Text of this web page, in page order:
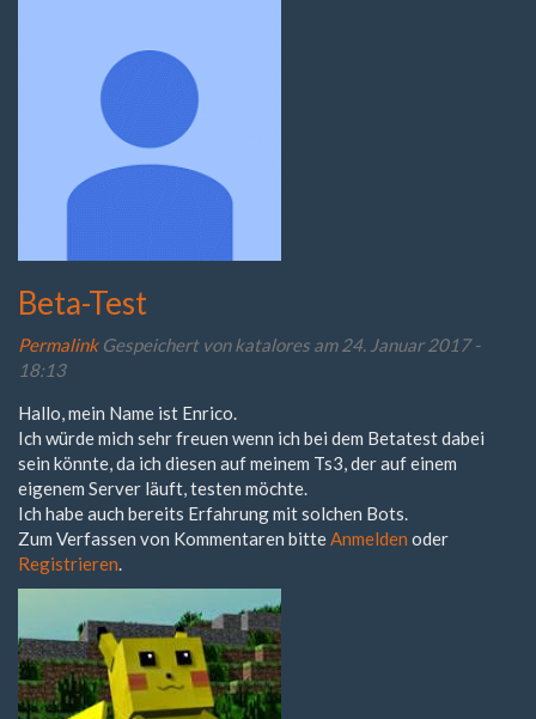
Beta-Test
Permalink Gespeichert von katalores am 24. Januar 2017 -
18:13
Hallo, mein Name ist Enrico.
Ich würde mich sehr freuen wenn ich bei dem Betatest dabei
sein könnte, da ich diesen auf meinem Ts3, der auf einem
eigenem Server läuft, testen möchte.
Ich habe auch bereits Erfahrung mit solchen Bots.
Zum Verfassen von Kommentaren bitte Anmelden oder
Registrieren